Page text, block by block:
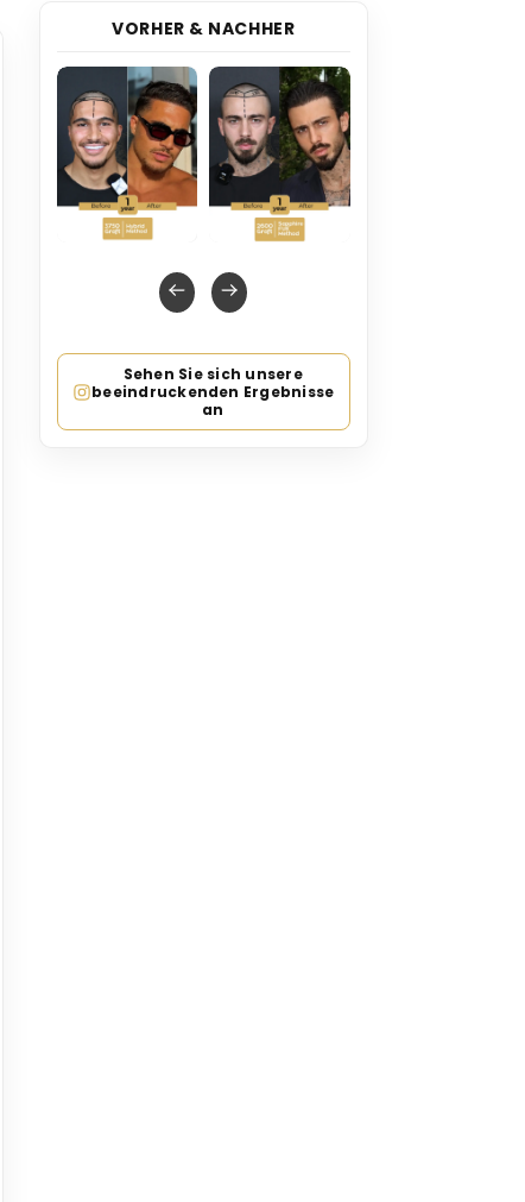
VORHER & NACHHER
Sehen Sie sich unsere
beeindruckenden Ergebnisse
an